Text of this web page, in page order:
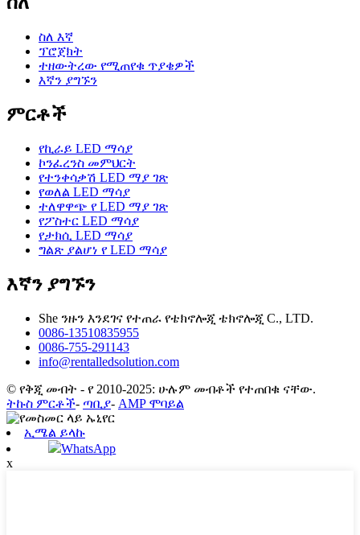
ስለ እኛ
ፕሮጀክት
ተዘውትረው የሚጠየቁ ጥያቄዎች
እኛን ያግኙን
ምርቶች
የኪራይ LED ማሳያ
ኮንፈረንስ መምህርት
የተንቀሳቃሽ LED ማያ ገጽ
የወለል LED ማሳያ
ተለዋዋጭ የ LED ማያ ገጽ
የፖስተር LED ማሳያ
የታክሲ LED ማሳያ
ግልጽ ያልሆነ የ LED ማሳያ
እኛን ያግኙን
She ንዙን እንደገና የተጠራ የቴክኖሎጂ ቴክኖሎጂ C., LTD.
0086-13510835955
0086-755-291143
info@rentalledsolution.com
© የቅጂ መብት - የ 2010-2025: ሁሉም መብቶች የተጠበቁ ናቸው.
ትኩስ ምርቶች- ጣቢያ- AMP ሞባይል
ኢሜል ይላኩ
WhatsApp
x